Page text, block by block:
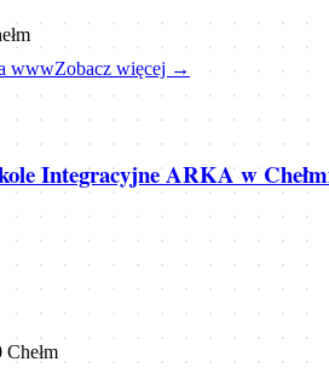
wwwZobacz więcej →
Integracyjne ARKA w